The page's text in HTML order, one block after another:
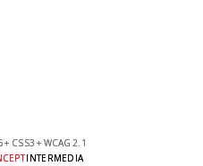
+ CSS3 + WCAG 2.1
INTERMEDIA